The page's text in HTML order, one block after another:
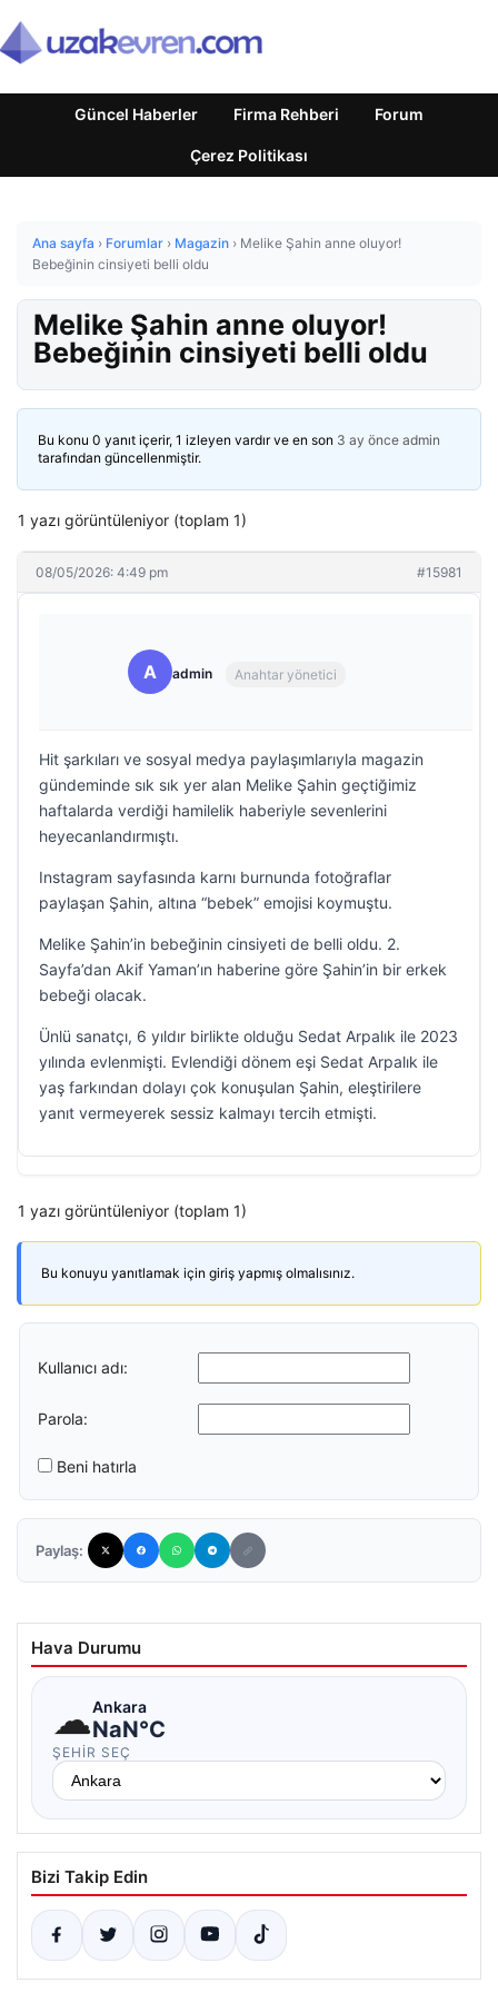
Güncel Haberler Firma Rehberi Forum
Çerez Politikası
Ana sayfa › Forumlar › Magazin › Melike Şahin anne oluyor!
Bebeğinin cinsiyeti belli oldu
Melike Şahin anne oluyor!
Bebeğinin cinsiyeti belli oldu
Bu konu 0 yanıt içerir, 1 izleyen vardır ve en son 3 ay önce admin
tarafından güncellenmiştir.
1 yazı görüntüleniyor (toplam 1)
08/05/2026: 4:49 pm #15981
A admin Anahtar yönetici
Hit şarkıları ve sosyal medya paylaşımlarıyla magazin
gündeminde sık sık yer alan Melike Şahin geçtiğimiz
haftalarda verdiği hamilelik haberiyle sevenlerini
heyecanlandırmıştı.
Instagram sayfasında karnı burnunda fotoğraflar
paylaşan Şahin, altına “bebek” emojisi koymuştu.
Melike Şahin’in bebeğinin cinsiyeti de belli oldu. 2.
Sayfa’dan Akif Yaman’ın haberine göre Şahin’in bir erkek
bebeği olacak.
Ünlü sanatçı, 6 yıldır birlikte olduğu Sedat Arpalık ile 2023
yılında evlenmişti. Evlendiği dönem eşi Sedat Arpalık ile
yaş farkından dolayı çok konuşulan Şahin, eleştirilere
yanıt vermeyerek sessiz kalmayı tercih etmişti.
1 yazı görüntüleniyor (toplam 1)
Bu konuyu yanıtlamak için giriş yapmış olmalısınız.
Kullanıcı adı:
Parola:
Beni hatırla
Paylaş:
Hava Durumu
☁Ankara
NaN°C
ŞEHIR SEÇ
Bizi Takip Edin